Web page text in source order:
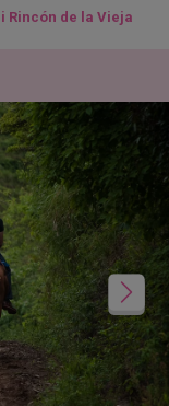
Rincón de la Vieja